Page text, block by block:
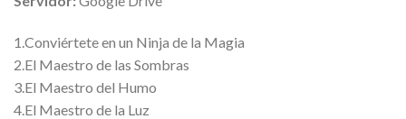
1.Conviértete en un Ninja de la Magia
2.El Maestro de las Sombras
3.El Maestro del Humo
4.El Maestro de la Luz